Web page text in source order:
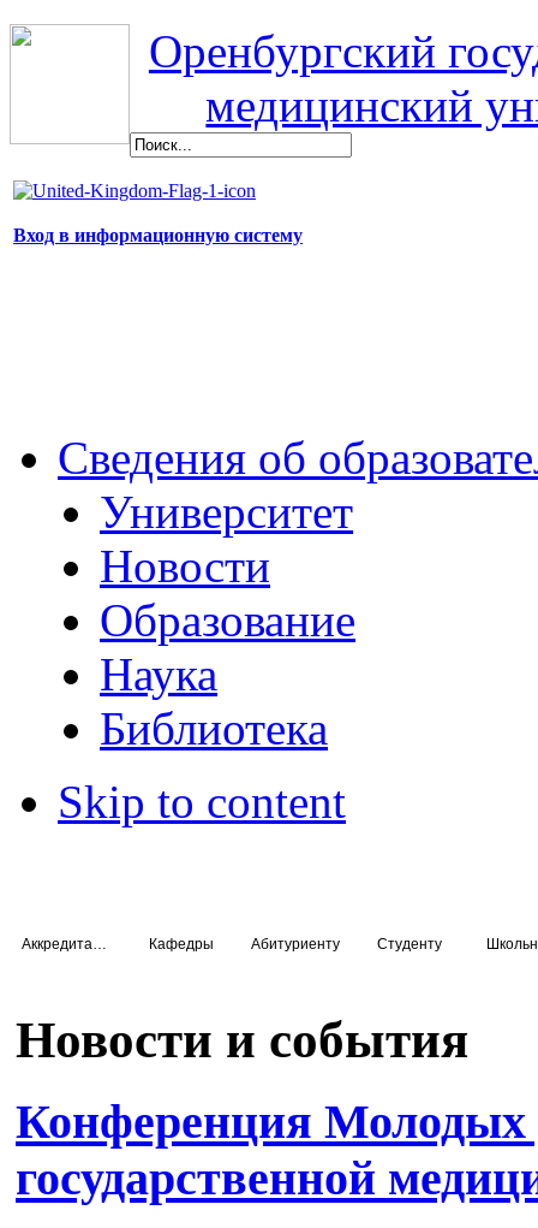
Оренбургский
медицинский
Вход в информационную систему
Сведения об
Университет
Новости
Образование
Наука
Библиотека
Skip to content
Кафедры Абитуриенту Студенту
Новости и события
Конференция Молодых
государственной